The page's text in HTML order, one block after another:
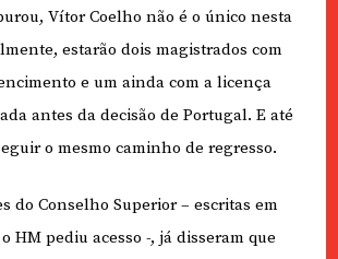
Vítor Coelho não é o único nesta
estarão dois magistrados com
e um ainda com a licença
antes da decisão de Portugal. E até
o mesmo caminho de regresso.
do Conselho Superior – escritas em
HM pediu acesso -, já disseram que